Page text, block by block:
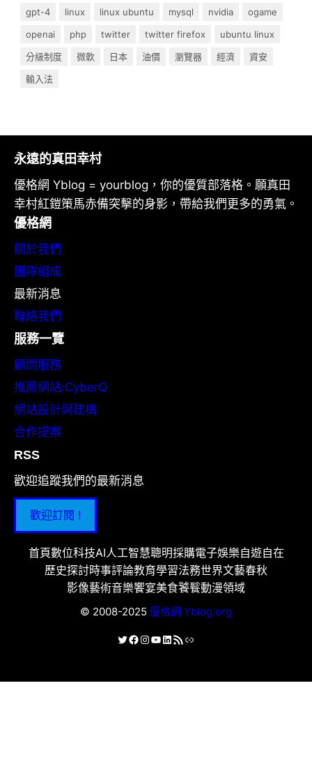
gpt-4
linux linux ubuntu mysql nvidia
ogame
openai
php twitter twitter firefox
ubuntu linux
分級制度
微軟 日本 油價 瀏覽器 經濟
資安
輸入法
永遠的真田幸村
優格網 Yblog = yourblog，你的優質部落格。願真田
幸村紅鎧策馬赤備突擊的身影，帶給我們更多的勇氣。
優格網
關於我們
團隊組成
最新消息
聯絡我們
服務一覽
顧問服務
推薦網站:CyberQ
網站設計與建構
合作提案
RSS
歡迎追蹤我們的最新消息
歡迎訂閱 !
首頁數位科技AI人工智慧聰明採購電子娛樂自遊自在
歷史探討時事評論教育學習法務世界文藝春秋
影像藝術音樂饗宴美食饕餮動漫領域
© 2008-2025 優格網 Yblog.org
X Facebook
Instagram
YouTube
LinkedIn
RSS 資訊提供連結